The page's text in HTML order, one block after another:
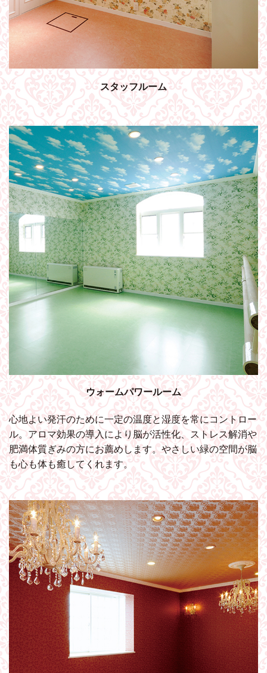
スタッフルーム
ウォームパワールーム
心地よい発汗のために一定の温度と湿度を常にコントロー
ル。アロマ効果の導入により脳が活性化、ストレス解消や
肥満体質ぎみの方にお薦めします。やさしい緑の空間が脳
も心も体も癒してくれます。